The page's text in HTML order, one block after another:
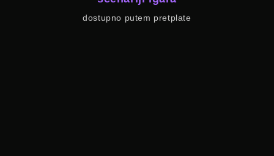
dostupno putem pretplate